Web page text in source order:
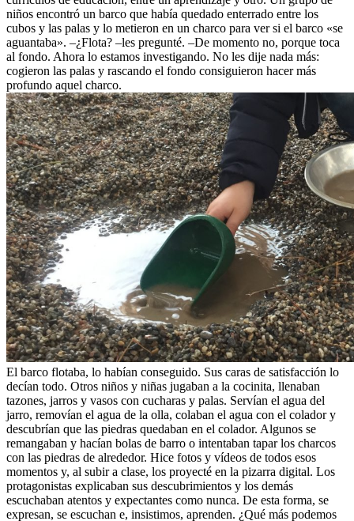
niños encontró un barco que había quedado enterrado entre los
cubos y las palas y lo metieron en un charco para ver si el barco «se
aguantaba». –¿Flota? –les pregunté. –De momento no, porque toca
al fondo. Ahora lo estamos investigando. No les dije nada más:
cogieron las palas y rascando el fondo consiguieron hacer más
profundo aquel charco.
El barco flotaba, lo habían conseguido. Sus caras de satisfacción lo
decían todo. Otros niños y niñas jugaban a la cocinita, llenaban
tazones, jarros y vasos con cucharas y palas. Servían el agua del
jarro, removían el agua de la olla, colaban el agua con el colador y
descubrían que las piedras quedaban en el colador. Algunos se
remangaban y hacían bolas de barro o intentaban tapar los charcos
con las piedras de alrededor. Hice fotos y vídeos de todos esos
momentos y, al subir a clase, los proyecté en la pizarra digital. Los
protagonistas explicaban sus descubrimientos y los demás
escuchaban atentos y expectantes como nunca. De esta forma, se
expresan, se escuchan e, insistimos, aprenden. ¿Qué más podemos